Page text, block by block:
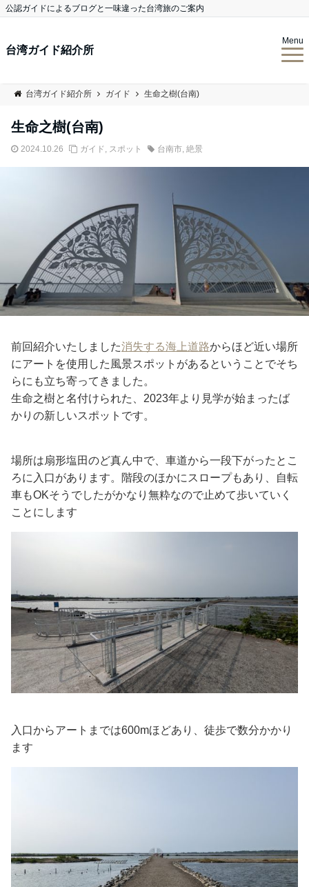
公認ガイドによるブログと一味違った台湾旅のご案内
台湾ガイド紹介所
Menu
台湾ガイド紹介所 ガイド 生命之樹(台南)
生命之樹(台南)
2024.10.26 ガイド , スポット 台南市, 絶景
前回紹介いたしました消失する海上道路からほど近い場所
にアートを使用した風景スポットがあるということでそち
らにも立ち寄ってきました。
生命之樹と名付けられた、2023年より見学が始まったば
かりの新しいスポットです。
場所は扇形塩田のど真ん中で、車道から一段下がったとこ
ろに入口があります。階段のほかにスロープもあり、自転
車もOKそうでしたがかなり無粋なので止めて歩いていく
ことにします
入口からアートまでは600mほどあり、徒歩で数分かかり
ます